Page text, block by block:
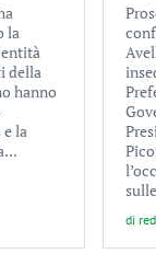
la
della
hanno
la
di